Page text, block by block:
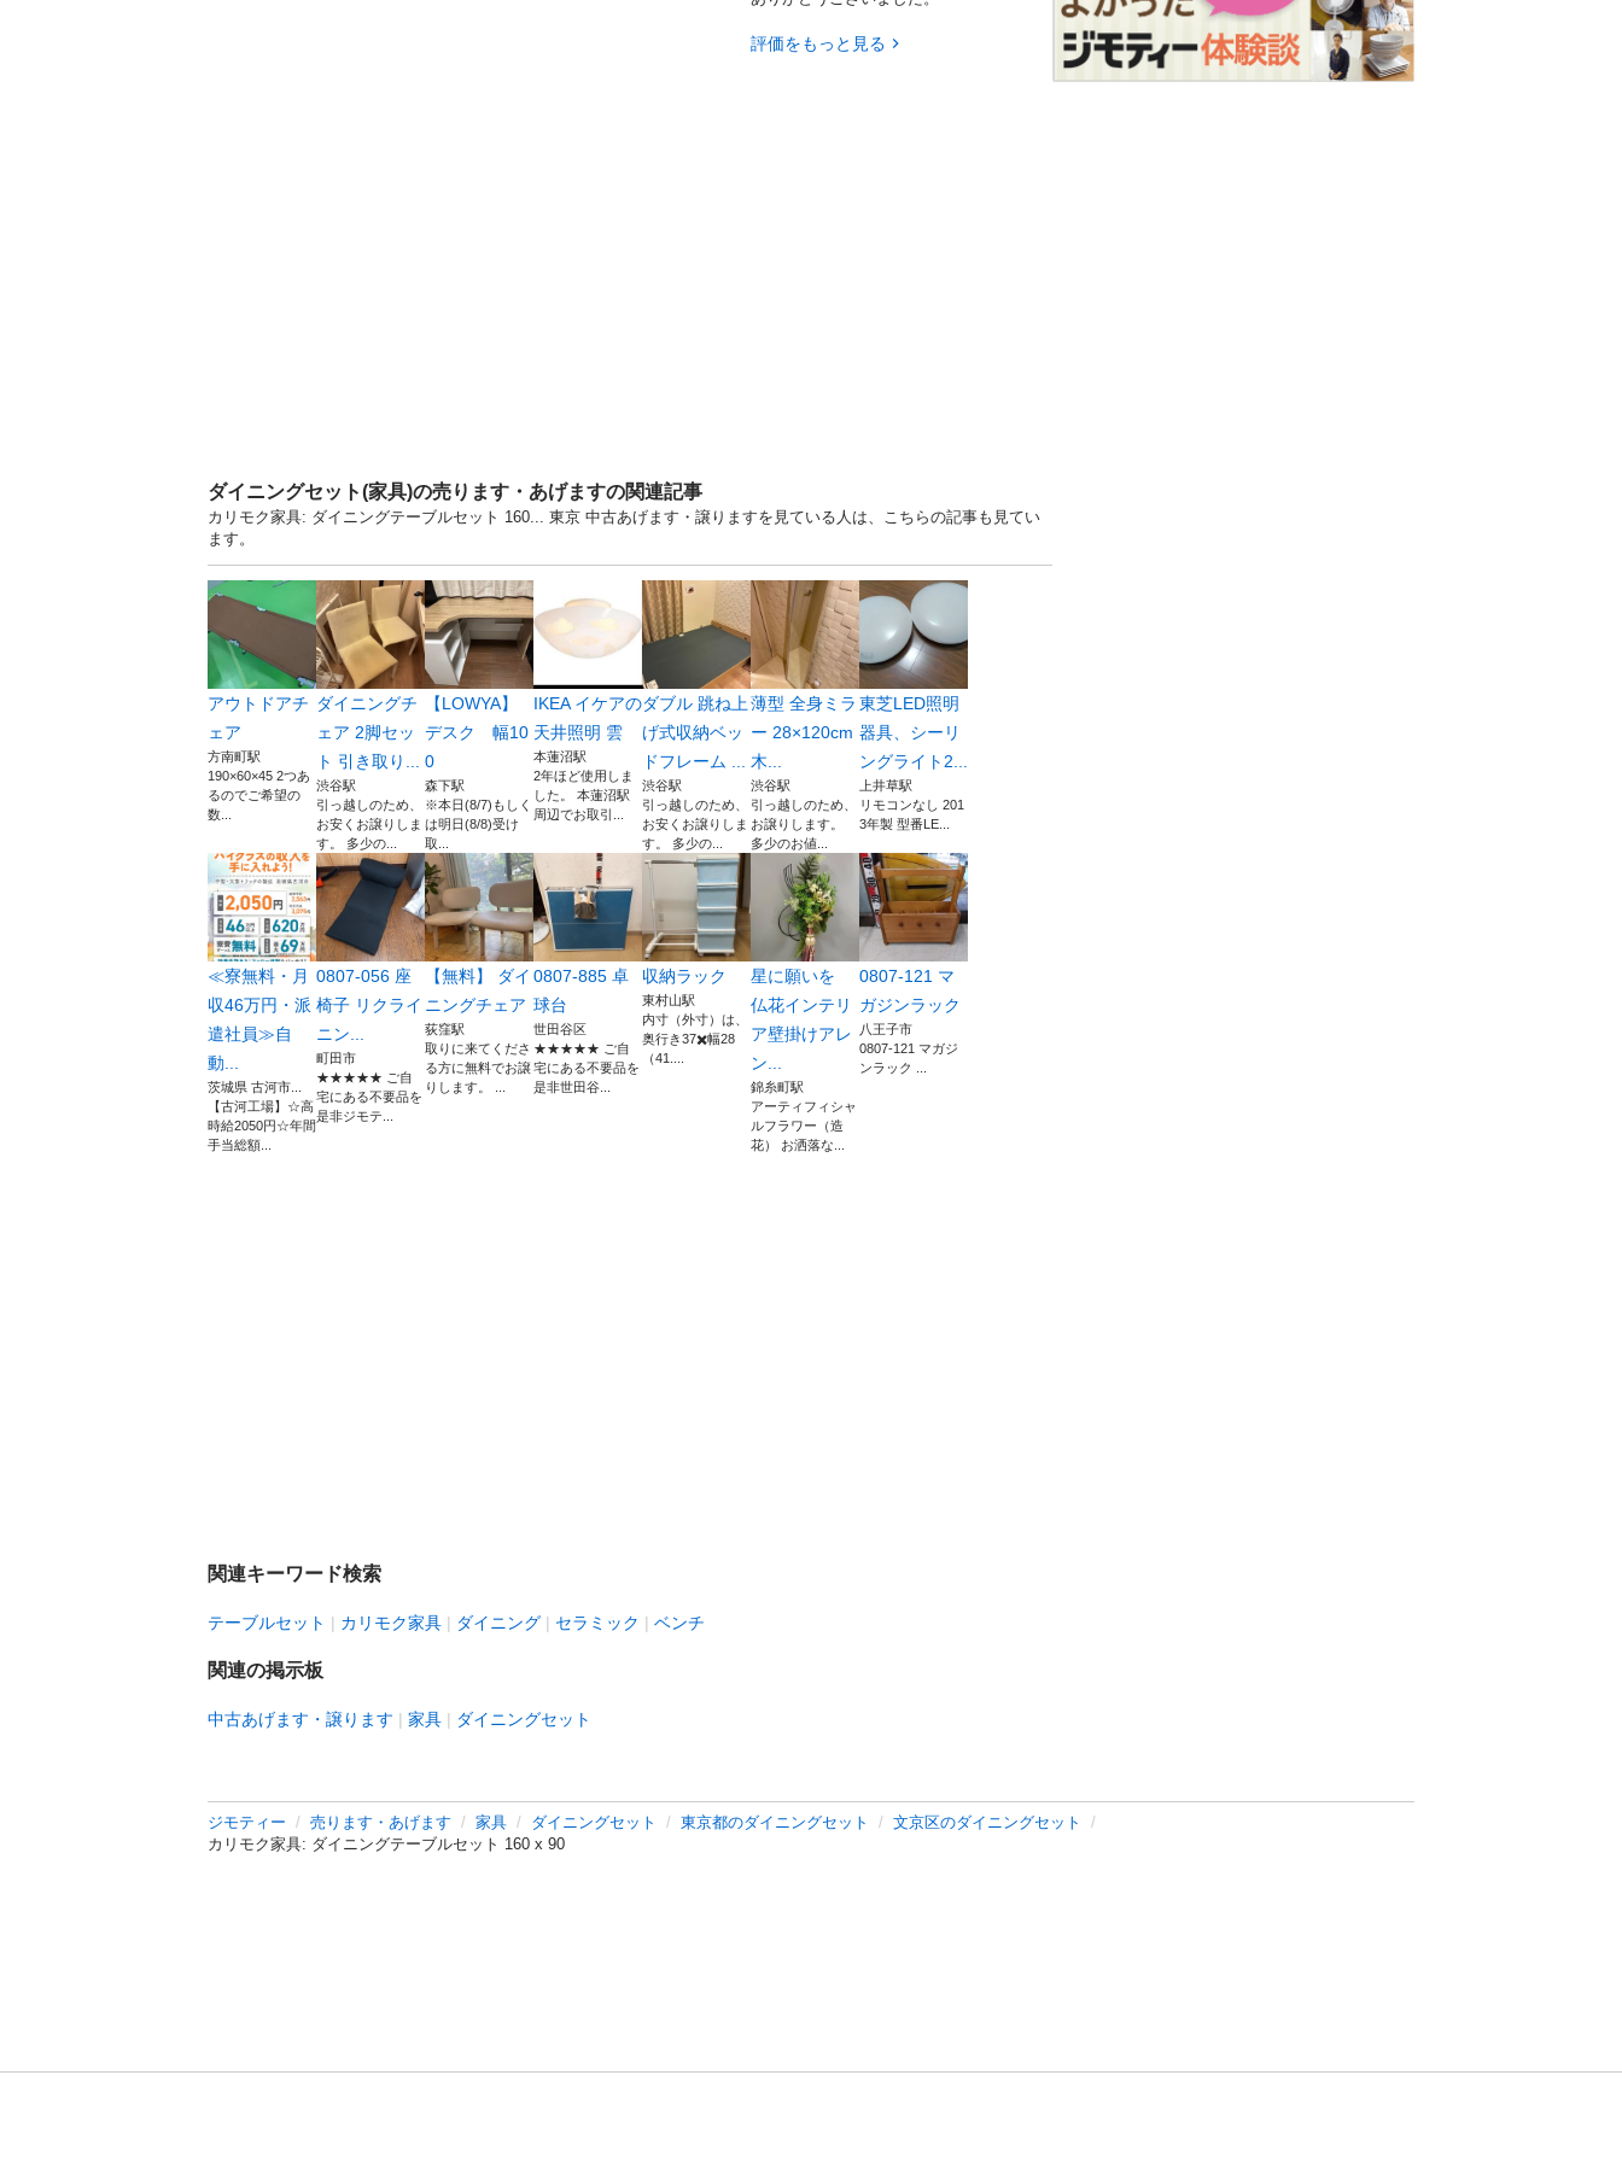
評価をもっと見る
ダイニングセット(家具)の売ります・あげますの関連記事
カリモク家具: ダイニングテーブルセット 160... 東京 中古あげます・譲りますを見ている人は、こちらの記事も見てい
ます。
アウトドアチ
ェア
方南町駅
190×60×45 2つあ
るのでご希望の
数...
ダイニングチ
ェア 2脚セッ
ト 引き取り...
渋谷駅
引っ越しのため、
お安くお譲りしま
す。 多少の...
【LOWYA】
デスク 幅10
0
森下駅
※本日(8/7)もしく
は明日(8/8)受け
取...
IKEA イケアの
天井照明 雲
本蓮沼駅
2年ほど使用しま
した。 本蓮沼駅
周辺でお取引...
ダブル 跳ね上
げ式収納ベッ
ドフレーム ...
渋谷駅
引っ越しのため、
お安くお譲りしま
す。 多少の...
薄型 全身ミラ
ー 28×120cm
木...
渋谷駅
引っ越しのため、
お譲りします。
多少のお値...
東芝LED照明
器具、シーリ
ングライト2...
上井草駅
リモコンなし 201
3年製 型番LE...
≪寮無料・月
収46万円・派
遣社員≫自
動...
茨城県 古河市...
【古河工場】☆高
時給2050円☆年間
手当総額...
0807-056 座
椅子 リクライ
ニン...
町田市
★★★★★ ご自
宅にある不要品を
是非ジモテ...
【無料】 ダイ
ニングチェア
荻窪駅
取りに来てくださ
る方に無料でお譲
りします。 ...
0807-885 卓
球台
世田谷区
★★★★★ ご自
宅にある不要品を
是非世田谷...
収納ラック
東村山駅
内寸（外寸）は、
奥行き37✖️幅28
（41....
星に願いを
仏花インテリ
ア壁掛けアレ
ン...
錦糸町駅
アーティフィシャ
ルフラワー（造
花） お洒落な...
0807-121 マ
ガジンラック
八王子市
0807-121 マガジ
ンラック ...
関連キーワード検索
テーブルセット カリモク家具 ダイニング セラミック ベンチ
関連の掲示板
中古あげます・譲ります 家具 ダイニングセット
ジモティー 売ります・あげます 家具 ダイニングセット 東京都のダイニングセット
文京区のダイニングセット
カリモク家具: ダイニングテーブルセット 160 x 90